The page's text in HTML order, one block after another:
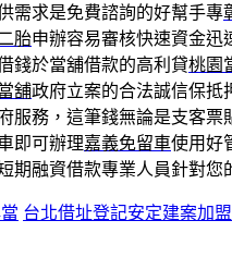
需求是免費諮詢的好幫手專
胎申辦容易審核快速資金迅
錢於當舖借款的高利貸桃園
舖政府立案的合法誠信保抵
服務，這筆錢無論是支客票
即可辦理嘉義免留車使用好
期融資借款專業人員針對您
台北借址登記安定建案加